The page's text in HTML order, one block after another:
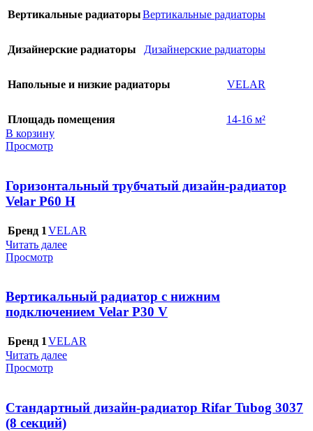
Вертикальные радиаторыВертикальные радиаторы
Дизайнерские радиаторы Дизайнерские радиаторы
Напольные и низкие радиаторы VELAR
Площадь помещения
14-16 м²
В корзину
Просмотр
Горизонтальный трубчатый дизайн-радиатор
Velar P60 H
Бренд 1 VELAR
Читать далее
Просмотр
Вертикальный радиатор с нижним
подключением Velar P30 V
Бренд 1 VELAR
Читать далее
Просмотр
Стандартный дизайн-радиатор Rifar Tubog 3037
(8 секций)